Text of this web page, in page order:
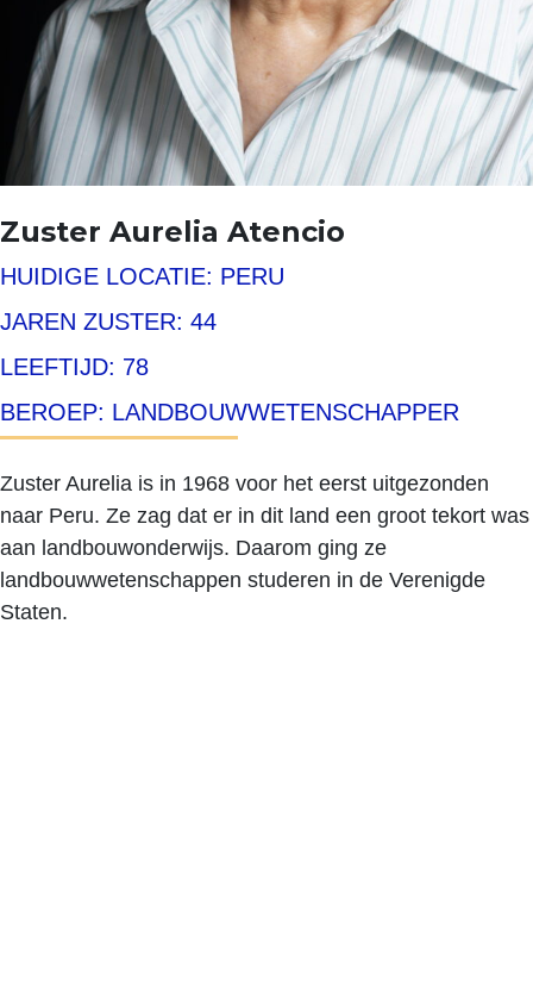
Zuster Aurelia Atencio
HUIDIGE LOCATIE: PERU
JAREN ZUSTER: 44
LEEFTIJD: 78
BEROEP: LANDBOUWWETENSCHAPPER
Zuster Aurelia is in 1968 voor het eerst uitgezonden
naar Peru. Ze zag dat er in dit land een groot tekort was
aan landbouwonderwijs. Daarom ging ze
landbouwwetenschappen studeren in de Verenigde
Staten.